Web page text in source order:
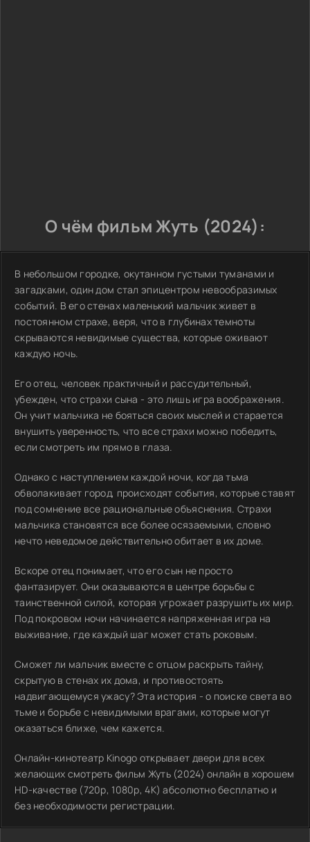
О чём фильм Жуть (2024):
В небольшом городке, окутанном густыми туманами и
загадками, один дом стал эпицентром невообразимых
событий. В его стенах маленький мальчик живет в
постоянном страхе, веря, что в глубинах темноты
скрываются невидимые существа, которые оживают
каждую ночь.
Его отец, человек практичный и рассудительный,
убежден, что страхи сына - это лишь игра воображения.
Он учит мальчика не бояться своих мыслей и старается
внушить уверенность, что все страхи можно победить,
если смотреть им прямо в глаза.
Однако с наступлением каждой ночи, когда тьма
обволакивает город, происходят события, которые ставят
под сомнение все рациональные объяснения. Страхи
мальчика становятся все более осязаемыми, словно
нечто неведомое действительно обитает в их доме.
Вскоре отец понимает, что его сын не просто
фантазирует. Они оказываются в центре борьбы с
таинственной силой, которая угрожает разрушить их мир.
Под покровом ночи начинается напряженная игра на
выживание, где каждый шаг может стать роковым.
Сможет ли мальчик вместе с отцом раскрыть тайну,
скрытую в стенах их дома, и противостоять
надвигающемуся ужасу? Эта история - о поиске света во
тьме и борьбе с невидимыми врагами, которые могут
оказаться ближе, чем кажется.
Онлайн-кинотеатр Kinogo открывает двери для всех
желающих смотреть фильм Жуть (2024) онлайн в хорошем
HD-качестве (720p, 1080p, 4K) абсолютно бесплатно и
без необходимости регистрации.